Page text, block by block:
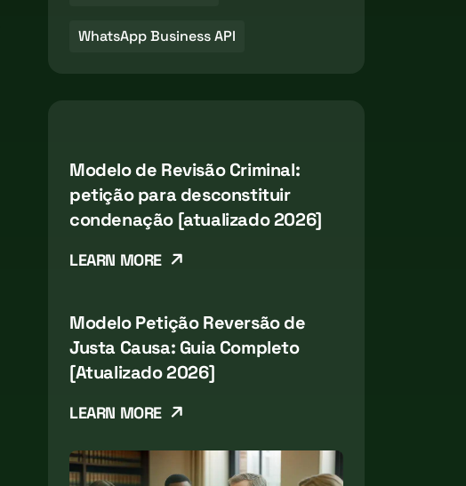
WhatsApp Business API
Modelo de Revisão Criminal:
petição para desconstituir
condenação [atualizado 2026]
LEARN MORE
Modelo Petição Reversão de
Justa Causa: Guia Completo
[Atualizado 2026]
LEARN MORE